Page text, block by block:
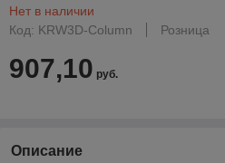
Нет в наличии
Код: KRW3D-Column
Розница
907,10 руб.
Описание